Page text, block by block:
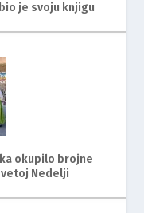
je svoju knjigu
okupilo brojne
Nedelji